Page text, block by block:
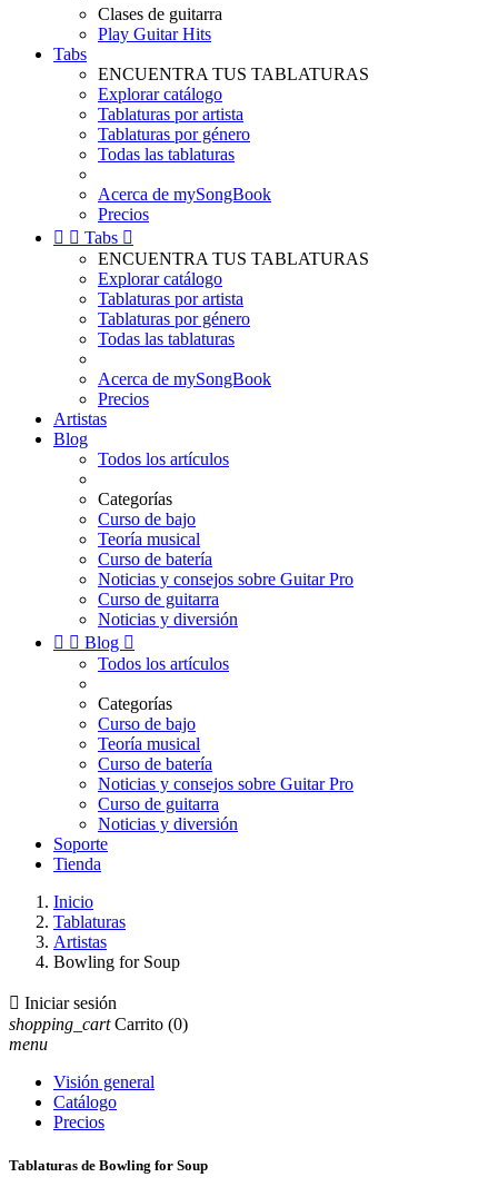
Clases de guitarra
Play Guitar Hits
Tabs
ENCUENTRA TUS TABLATURAS
Explorar catálogo
Tablaturas por artista
Tablaturas por género
Todas las tablaturas
Acerca de mySongBook
Precios
  Tabs 
ENCUENTRA TUS TABLATURAS
Explorar catálogo
Tablaturas por artista
Tablaturas por género
Todas las tablaturas
Acerca de mySongBook
Precios
Artistas
Blog
Todos los artículos
Categorías
Curso de bajo
Teoría musical
Curso de batería
Noticias y consejos sobre Guitar Pro
Curso de guitarra
Noticias y diversión
  Blog 
Todos los artículos
Categorías
Curso de bajo
Teoría musical
Curso de batería
Noticias y consejos sobre Guitar Pro
Curso de guitarra
Noticias y diversión
Soporte
Tienda
Inicio
Tablaturas
Artistas
Bowling for Soup
 Iniciar sesión
shopping_cart Carrito (0)
menu
Visión general
Catálogo
Precios
Tablaturas de Bowling for Soup